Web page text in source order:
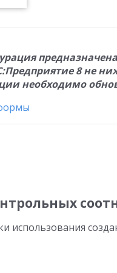
8 не
необходимо
использования